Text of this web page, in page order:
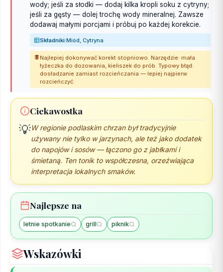
wody; jeśli za słodki — dodaj kilka kropli soku z cytryny;
jeśli za gęsty — dolej trochę wody mineralnej. Zawsze
dodawaj małymi porcjami i próbuj po każdej korekcie.
Składniki:Miód, Cytryna
Najlepiej dokonywać korekt stopniowo. Narzędzie: mała
łyżeczka do dozowania, kieliszek do prób. Typowy błąd:
dosładzanie zamiast rozcieńczania — lepiej najpierw
rozcieńczyć.
Ciekawostka
💡W regionie podlaskim chrzan był tradycyjnie
używany nie tylko w jarzynach, ale też jako dodatek
do napojów i sosów — łączono go z jabłkami i
śmietaną. Ten tonik to współczesna, orzeźwiająca
interpretacja lokalnych smaków.
Najlepsze na
letnie spotkanie grill piknik
Wskazówki